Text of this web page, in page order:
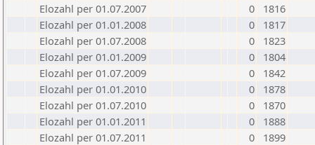
Elozahl per 01.07.2007
0
1816
Elozahl per 01.01.2008
0
1817
Elozahl per 01.07.2008
0
1823
Elozahl per 01.01.2009
0
1804
Elozahl per 01.07.2009
0
1842
Elozahl per 01.01.2010
0
1878
Elozahl per 01.07.2010
0
1870
Elozahl per 01.01.2011
0
1888
Elozahl per 01.07.2011
0
1899